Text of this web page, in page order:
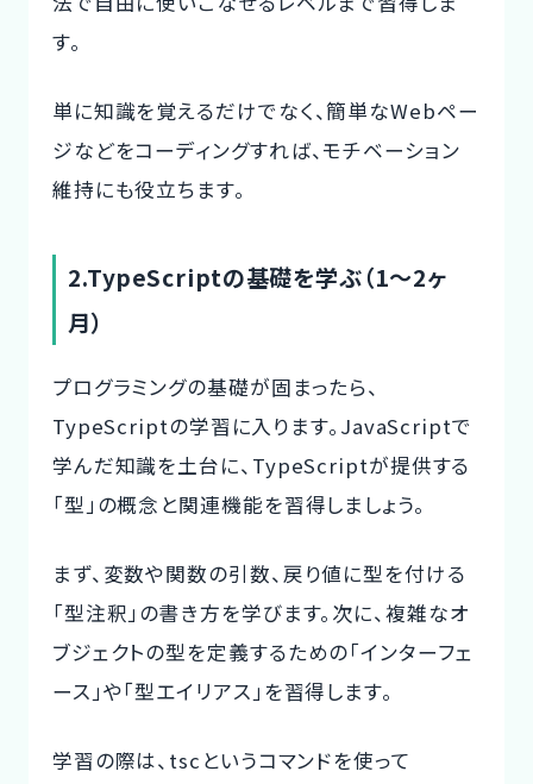
す。
単に知識を覚えるだけでなく、簡単なWebペー
ジなどをコーディングすれば、モチベーション
維持にも役立ちます。
2.TypeScriptの基礎を学ぶ（1～2ヶ
月）
プログラミングの基礎が固まったら、
TypeScriptの学習に入ります。JavaScriptで
学んだ知識を土台に、 TypeScriptが提供する
「型」の概念と関連機能を習得しましょう。
まず、変数や関数の引数、戻り値に型を付ける
「型注釈」の書き方を学びます。次に、複雑なオ
ブジェクトの型を定義するための「インターフェ
ース」や「型エイリアス」を習得します。
学習の際は、tscというコマンドを使って